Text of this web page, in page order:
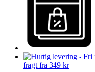
fragt fra 349 kr